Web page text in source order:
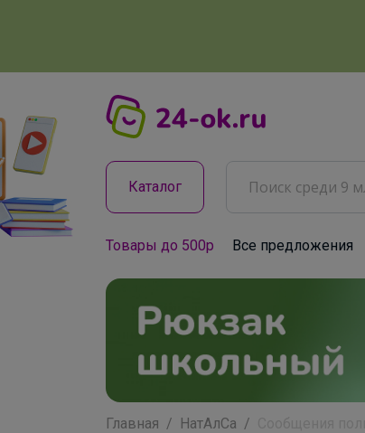
Каталог
Товары до 500р Все предложения
Главная НатАлСа